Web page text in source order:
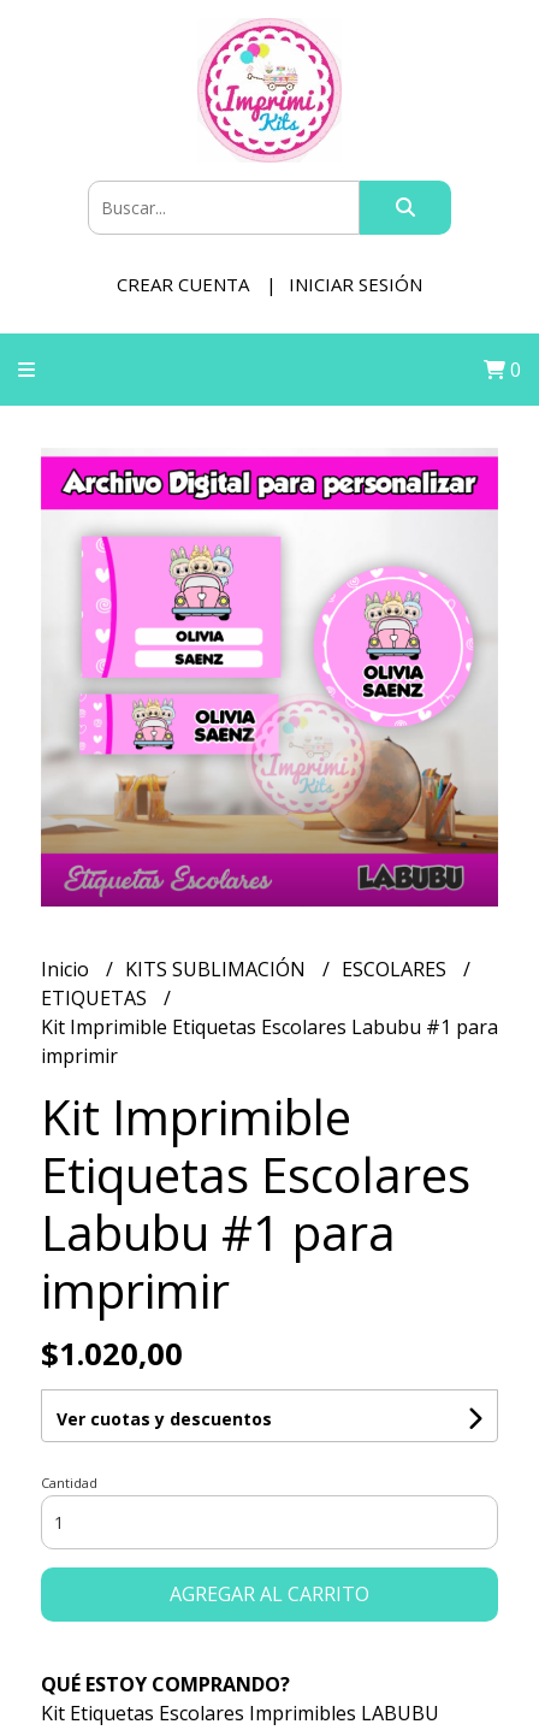
CREAR CUENTA INICIAR SESIÓN
0
Inicio KITS SUBLIMACIÓN
ESCOLARES
ETIQUETAS
Kit Imprimible Etiquetas Escolares Labubu #1 para
imprimir
Kit Imprimible
Etiquetas Escolares
Labubu #1 para
imprimir
$1.020,00
Ver cuotas y descuentos
Cantidad
AGREGAR AL CARRITO
QUÉ ESTOY COMPRANDO?
Kit Etiquetas Escolares Imprimibles LABUBU